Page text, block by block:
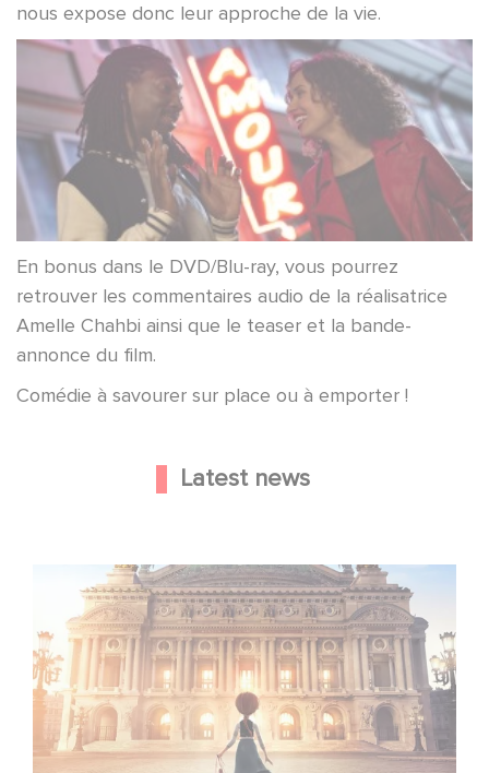
nous expose donc leur approche de la vie.
En bonus dans le DVD/Blu-ray, vous pourrez
retrouver les commentaires audio de la réalisatrice
Amelle Chahbi ainsi que le teaser et la bande-
annonce du film.
Comédie à savourer sur place ou à emporter !
Latest news
Gaumont and Good Hero Announce the Sequel to Leap !